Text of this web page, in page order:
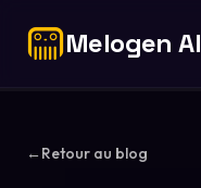
Melogen AI
←Retour au blog